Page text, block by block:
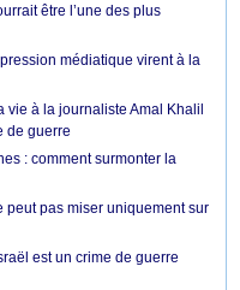
être l’une des plus
médiatique virent à la
vie à la journaliste Amal Khalil
de guerre
: comment surmonter la
peut pas miser uniquement sur
est un crime de guerre